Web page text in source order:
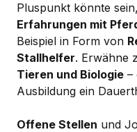
Pluspunkt könnte
Erfahrungen mit
Beispiel in Form von
Stallhelfer. Erwähne
Tieren und Biologie –
Ausbildung ein
Offene Stellen und